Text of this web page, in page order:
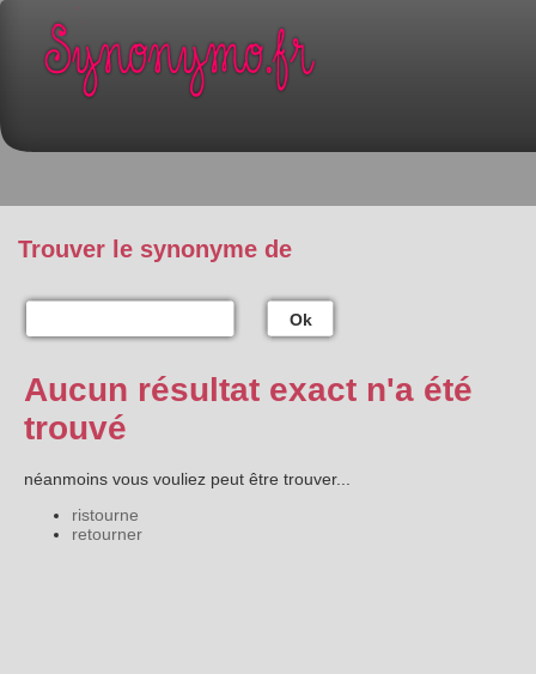
Trouver le synonyme de
Ok
Aucun résultat exact n'a été
trouvé
néanmoins vous vouliez peut être trouver...
ristourne
retourner